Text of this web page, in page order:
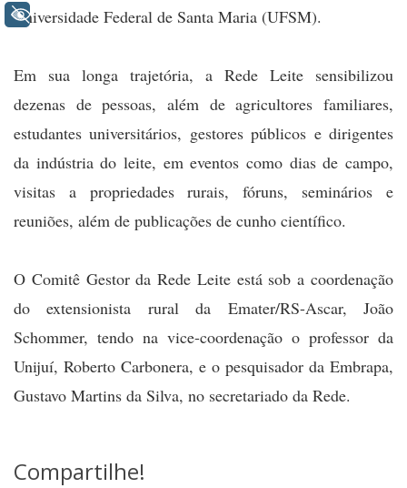
Universidade Federal de Santa Maria (UFSM).
Em sua longa trajetória, a Rede Leite sensibilizou
dezenas de pessoas, além de agricultores familiares,
estudantes universitários, gestores públicos e dirigentes
da indústria do leite, em eventos como dias de campo,
visitas a propriedades rurais, fóruns, seminários e
reuniões, além de publicações de cunho científico.
O Comitê Gestor da Rede Leite está sob a coordenação
do extensionista rural da Emater/RS-Ascar, João
Schommer, tendo na vice-coordenação o professor da
Unijuí, Roberto Carbonera, e o pesquisador da Embrapa,
Gustavo Martins da Silva, no secretariado da Rede.
Compartilhe!
+ Acessibilidade